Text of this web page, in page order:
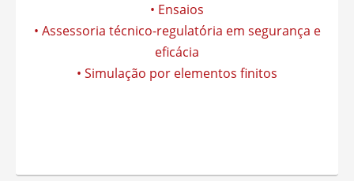
• Ensaios
• Assessoria técnico-regulatória em segurança e
eficácia
• Simulação por elementos finitos